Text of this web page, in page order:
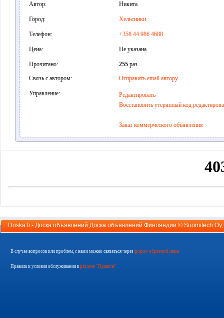
Автор: Никита
Город: Хельсинки
Телефон: +358 44 986 4688
Цена: Не указана
Прочитано: 255раз
Связь с автором:
Отправить email автору
Управление:
Редактировать
Восстановить утерянный код
Заказ коммерческого объявления
Doska.fi - Доска объявлений Доска объявлений Финляндии © Suomitech Oy
В случае вопросов или проблем, с нами можно связаться через форму обратной связи
Правила и условия обслуживания в разделе "Правила"